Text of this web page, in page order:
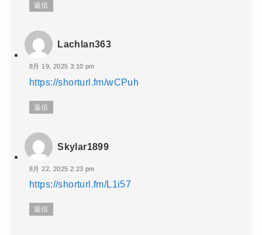
返信
Lachlan363
8月 19, 2025 3:10 pm
https://shorturl.fm/wCPuh
返信
Skylar1899
8月 22, 2025 2:23 pm
https://shorturl.fm/L1i57
返信